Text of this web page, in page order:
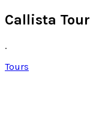
Callista Tour
.
Tours